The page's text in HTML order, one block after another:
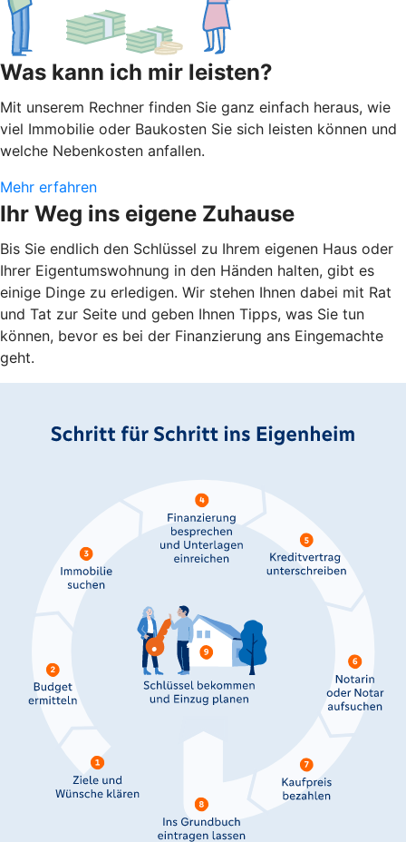
Was kann ich mir leisten?
Mit unserem Rechner finden Sie ganz einfach heraus, wie
viel Immobilie oder Baukosten Sie sich leisten können und
welche Nebenkosten anfallen.
Mehr erfahren
Ihr Weg ins eigene Zuhause
Bis Sie endlich den Schlüssel zu Ihrem eigenen Haus oder
Ihrer Eigentumswohnung in den Händen halten, gibt es
einige Dinge zu erledigen. Wir stehen Ihnen dabei mit Rat
und Tat zur Seite und geben Ihnen Tipps, was Sie tun
können, bevor es bei der Finanzierung ans Eingemachte
geht.